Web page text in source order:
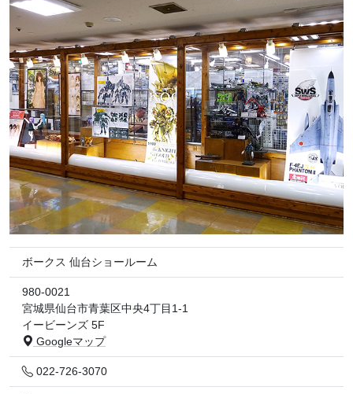
ボークス 仙台ショールーム
980-0021
宮城県仙台市青葉区中央4丁目1-1
イービーンズ 5F
Googleマップ
022-726-3070